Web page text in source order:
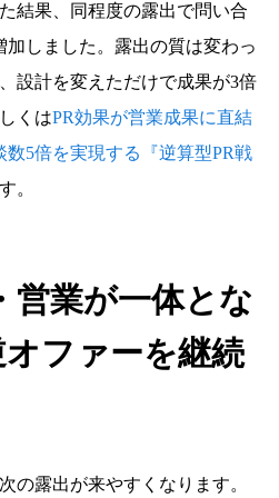
結果、同程度の露出で問い合
加しました。露出の質は変わっ
設計を変えただけで成果が3倍
くはPR効果が営業成果に直結
数5倍を実現する『逆算型PR戦
。
営業が一体とな
ファーを継続
の露出が来やすくなります。